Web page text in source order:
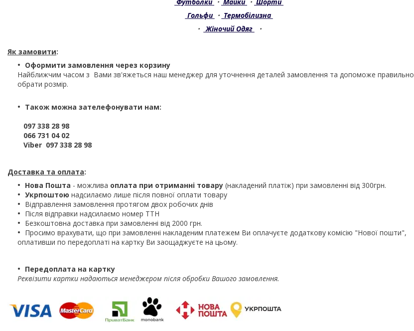
Гольфи ・ Термобілизна
・ Жіночий Одяг ・
Як замовити:
Оформити замовлення через корзину
Найближчим часом з Вами зв'яжеться наш менеджер для уточнення деталей замовлення та допоможе правильно
обрати розмір.
Також можна зателефонувати нам:
097 338 28 98
066 731 04 02
Viber 097 338 28 98
Доставка та оплата:
Нова Пошта - можлива оплата при отриманні товару (накладений платіж) при замовленні від 300грн.
Укрпоштою надсилаємо лише після повної оплати товару
Відправлення замовлення протягом двох робочих днів
Після відправки надсилаємо номер ТТН
Безкоштовна доставка при замовленні від 2000 грн.
Просимо врахувати, що при замовленні накладеним платежем Ви оплачуєте додаткову комісію "Нової пошти",
оплативши по передоплаті на картку Ви заощаджуєте на цьому.
Передоплата на картку
Реквізити картки надаються менеджером після обробки Вашого замовлення.